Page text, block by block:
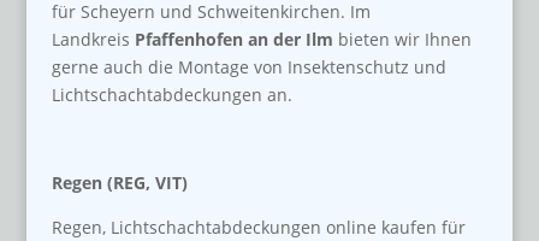
für Scheyern und Schweitenkirchen. Im
Landkreis Pfaffenhofen an der Ilm bieten wir Ihnen
gerne auch die Montage von Insektenschutz und
Lichtschachtabdeckungen an.
Regen (REG, VIT)
Regen, Lichtschachtabdeckungen online kaufen für